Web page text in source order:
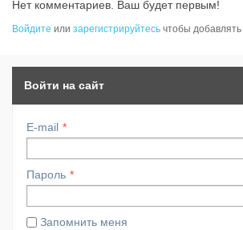
Нет комментариев. Ваш будет первым!
Войдите или зарегистрируйтесь чтобы
Войти на сайт
E-mail
Пароль
Запомнить меня